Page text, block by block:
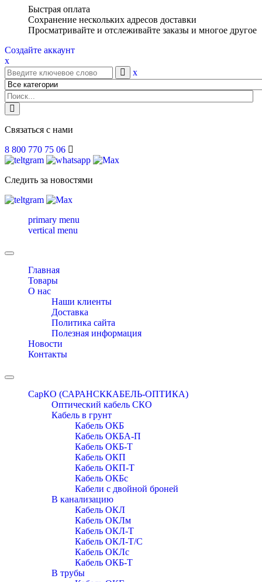
Быстрая оплата
Сохранение нескольких адресов доставки
Просматривайте и отслеживайте заказы и многое другое
Создайте аккаунт
x
x
Связаться с нами
8 800 770 75 06
Следить за новостями
primary menu
vertical menu
Toggle
navigationГлавная
Товары
О нас
Наши клиенты
Доставка
Политика сайта
Полезная информация
Новости
Контакты
Toggle
navigationСарКО (САРАНСККАБЕЛЬ-ОПТИКА)
Оптический кабель СКО
Кабель в грунт
Кабель ОКБ
Кабель ОКБА-П
Кабель ОКБ-Т
Кабель ОКП
Кабель ОКП-Т
Кабель ОКБc
Кабели с двойной броней
В канализацию
Кабель ОКЛ
Кабель ОКЛм
Кабель ОКЛ-Т
Кабель ОКЛ-Т/С
Кабель ОКЛc
Кабель ОКБ-Т
В трубы